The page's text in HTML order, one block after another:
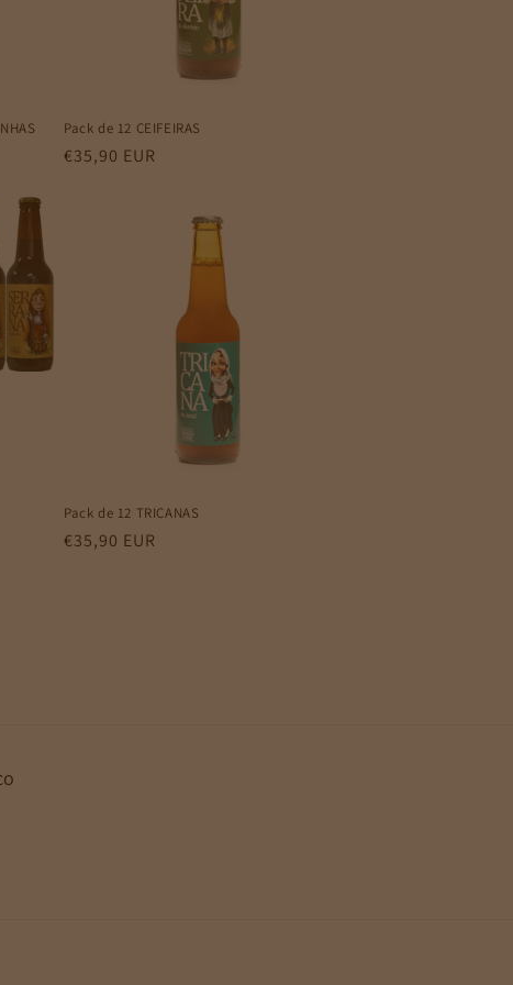
Pack de 12 CEIFEIRAS
Preço
€35,90 EUR
Pack de 12 TRICANAS
Preço
€35,90 EUR